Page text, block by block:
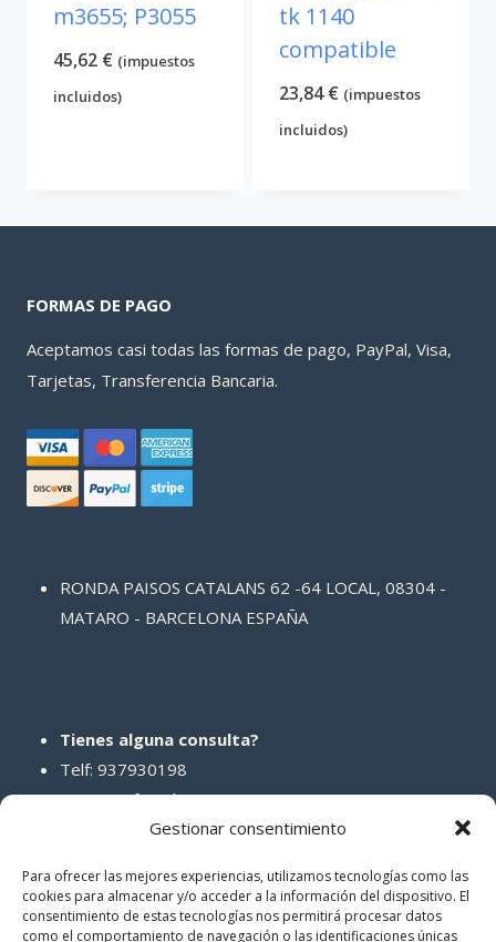
Gestionar consentimiento
Para ofrecer las mejores experiencias, utilizamos tecnologías como las
cookies para almacenar y/o acceder a la información del dispositivo. El
consentimiento de estas tecnologías nos permitirá procesar datos
como el comportamiento de navegación o las identificaciones únicas
m3655; P3055
45,62 € (impuestos
incluidos)
tk 1140
compatible
23,84€ (impuestos
incluidos)
FORMAS DE PAGO
Aceptamos casi todas las formas de pago, PayPal, Visa,
Tarjetas, Transferencia Bancaria.
RONDA PAISOS CATALANS 62 -64 LOCAL, 08304 -
MATARO - BARCELONA ESPAÑA
Tienes alguna consulta?
Telf: 937930198
Correo: info@abcreparaciones.com
REDES SOCIALES